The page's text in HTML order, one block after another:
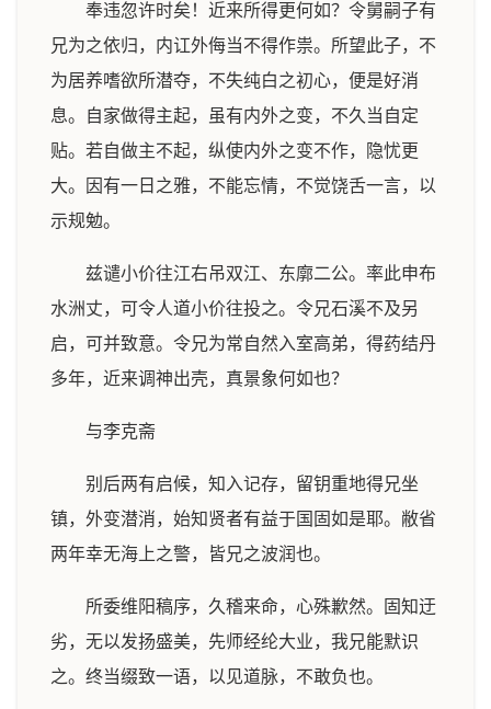
奉违忽许时矣！近来所得更何如？令舅嗣子有
兄为之依归，内讧外侮当不得作祟。所望此子，不
为居养嗜欲所潜夺，不失纯白之初心，便是好消
息。自家做得主起，虽有内外之变，不久当自定
贴。若自做主不起，纵使内外之变不作，隐忧更
大。因有一日之雅，不能忘情，不觉饶舌一言，以
示规勉。
兹谴小价往江右吊双江、东廓二公。率此申布
水洲丈，可令人道小价往投之。令兄石溪不及另
启，可并致意。令兄为常自然入室高弟，得药结丹
多年，近来调神出壳，真景象何如也？
与李克斋
别后两有启候，知入记存，留钥重地得兄坐
镇，外变潜消，始知贤者有益于国固如是耶。敝省
两年幸无海上之警，皆兄之波润也。
所委维阳稿序，久稽来命，心殊歉然。固知迂
劣，无以发扬盛美，先师经纶大业，我兄能默识
之。终当缀致一语，以见道脉，不敢负也。